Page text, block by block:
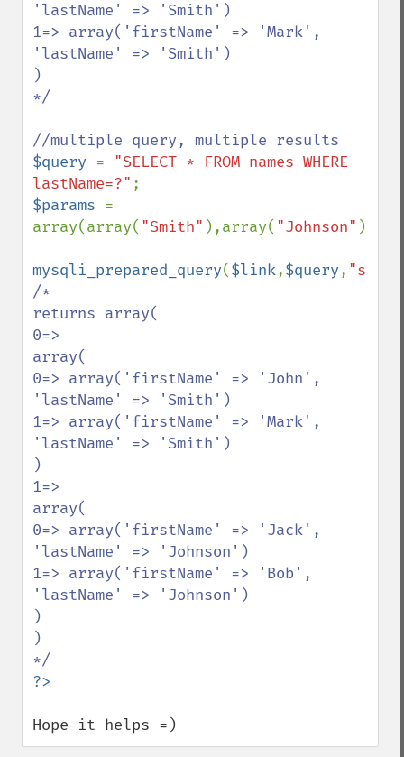
'lastName' => 'Smith')
1=> array('firstName' => 'Mark',
'lastName' => 'Smith')
)
*/
$query = "SELECT * FROM names WHERE
lastName=?"
$params =
array(array( "Smith" ),array( "Johnson" ));
mysqli_prepared_query($link,$query, "s"
/*
returns array(
0=>
array(
0=> array('firstName' => 'John',
'lastName' => 'Smith')
1=> array('firstName' => 'Mark',
'lastName' => 'Smith')
)
1=>
array(
0=> array('firstName' => 'Jack',
'lastName' => 'Johnson')
1=> array('firstName' => 'Bob',
'lastName' => 'Johnson')
)
)
Hope it helps =)